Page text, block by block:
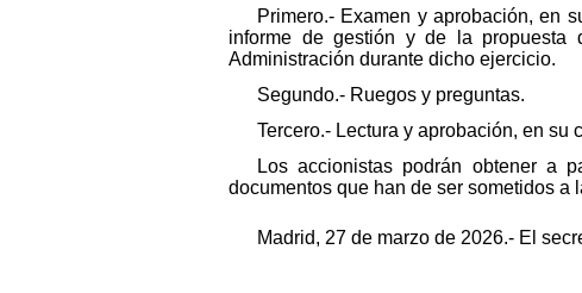
Primero.- Examen y aprobación, en
informe de gestión y de la
Administración durante dicho ejercicio.
Segundo.- Ruegos y preguntas.
Tercero.- Lectura y aprobación, en su
Los accionistas podrán obtener a
documentos que han de ser sometidos a
Madrid, 27 de marzo de 2026.- El